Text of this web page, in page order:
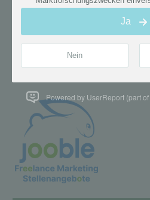
Powered by UserReport (part